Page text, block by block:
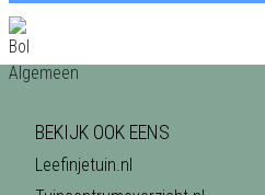
BEKIJK OOK EENS
Leefinjetuin.nl